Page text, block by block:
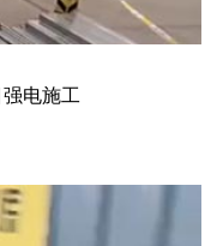
强电施工